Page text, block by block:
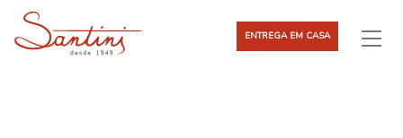
ENTREGA EM CASA